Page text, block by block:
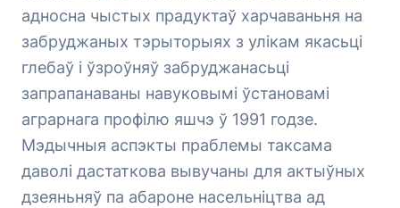
адносна чыстых прадуктаў харчаваньня на
забруджаных тэрыторыях з улікам якасьці
глебаў і ўзроўняў забруджанасьці
запрапанаваны навуковымі ўстановамі
аграрнага профілю яшчэ ў 1991 годзе.
Мэдычныя аспэкты праблемы таксама
даволі дастаткова вывучаны для актыўных
дзеяньняў па абароне насельніцтва ад